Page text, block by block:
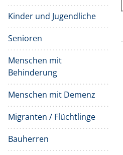
Kinder und Jugendliche
Senioren
Menschen mit
Behinderung
Menschen mit Demenz
Migranten / Flüchtlinge
Bauherren